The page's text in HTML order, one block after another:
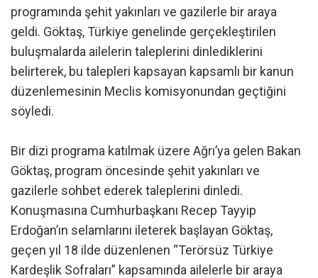
programında şehit yakınları ve gazilerle bir araya
geldi. Göktaş, Türkiye genelinde gerçekleştirilen
buluşmalarda ailelerin taleplerini dinlediklerini
belirterek, bu talepleri kapsayan kapsamlı bir kanun
düzenlemesinin Meclis komisyonundan geçtiğini
söyledi.
Bir dizi programa katılmak üzere Ağrı’ya gelen Bakan
Göktaş, program öncesinde şehit yakınları ve
gazilerle sohbet ederek taleplerini dinledi.
Konuşmasına Cumhurbaşkanı Recep Tayyip
Erdoğan’ın selamlarını ileterek başlayan Göktaş,
geçen yıl 18 ilde düzenlenen “Terörsüz Türkiye
Kardeşlik Sofraları” kapsamında ailelerle bir araya